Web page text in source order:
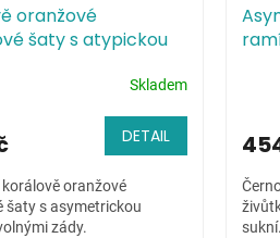
oranžové
šaty s atypickou
Skladem
DETAIL
oranžové
šaty s asymetrickou
zády.